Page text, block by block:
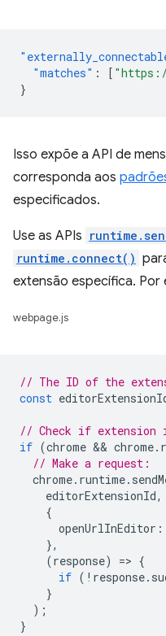
"matches" : [
}
Isso expõe a API de
corresponda aos
especificados.
Use as APIs
runtime.connect()
extensão específica. Por
webpage.js
// The ID of the
const
// Check if
if (chrome && chrome.
// Make a request:
chrome. runtime.
editorExtensionId,
{
openUrlInEditor :
},
(response) => {
if ( ! response.
}
);
}